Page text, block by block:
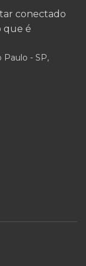
conectado
que é
Paulo - SP,